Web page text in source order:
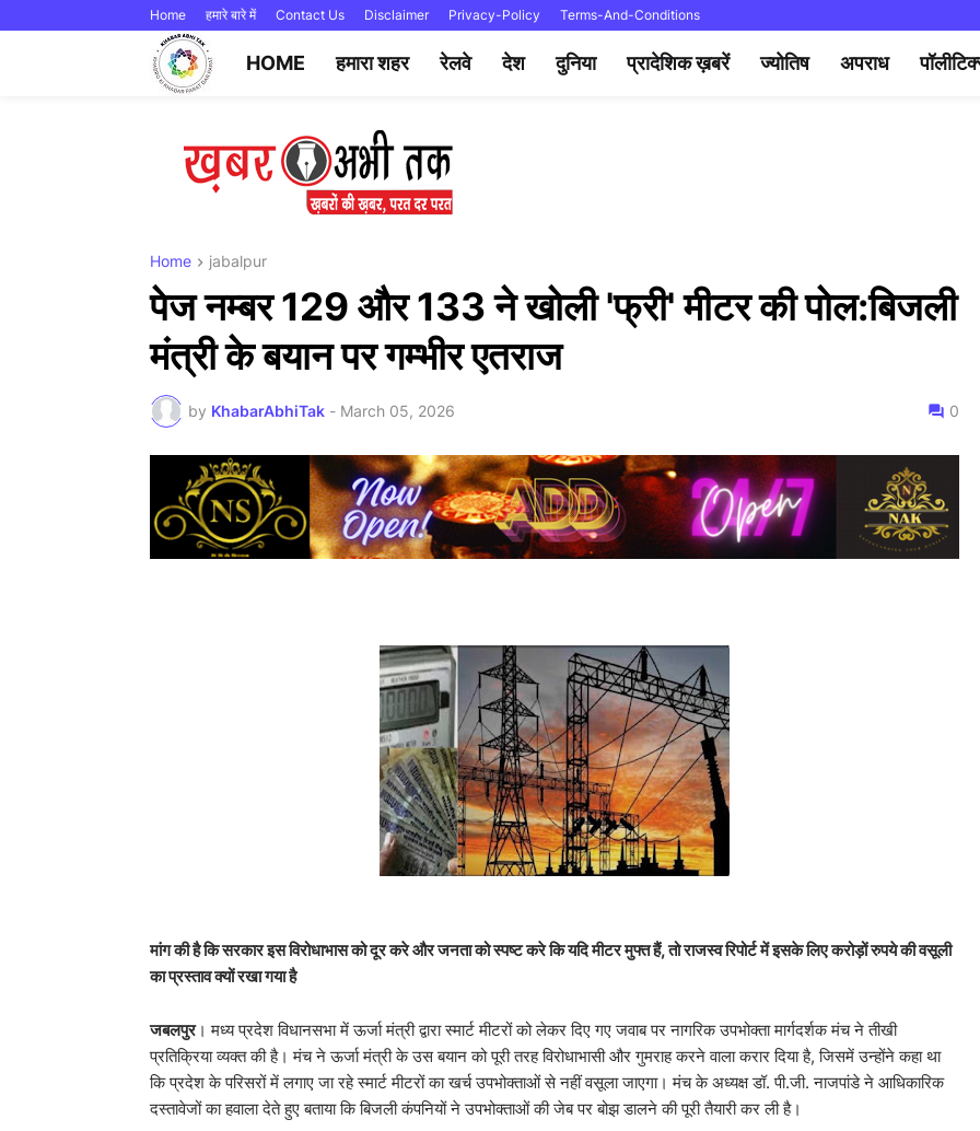
Home हमारे बारे में Contact Us Disclaimer Privacy-Policy Terms-And-Conditions
HOME हमारा शहर रेलवे देश दुनिया प्रादेशिक ख़बरें ज्योतिष अपराध
Home jabalpur
पेज नम्बर 129 और 133 ने खोली 'फ्री' मीटर की पोल:बिजली
मंत्री के बयान पर गम्भीर एतराज
by KhabarAbhiTak - March 05, 2026 0
मांग की है कि सरकार इस विरोधाभास को दूर करे और जनता को स्पष्ट करे कि यदि मीटर मुफ्त हैं, तो राजस्व रिपोर्ट में इसके लिए करोड़ों रुपये की वसूली
का प्रस्ताव क्यों रखा गया है
जबलपुर। मध्य प्रदेश विधानसभा में ऊर्जा मंत्री द्वारा स्मार्ट मीटरों को लेकर दिए गए जवाब पर नागरिक उपभोक्ता मार्गदर्शक मंच ने तीखी
प्रतिक्रिया व्यक्त की है। मंच ने ऊर्जा मंत्री के उस बयान को पूरी तरह विरोधाभासी और गुमराह करने वाला करार दिया है, जिसमें उन्होंने कहा था
कि प्रदेश के परिसरों में लगाए जा रहे स्मार्ट मीटरों का खर्च उपभोक्ताओं से नहीं वसूला जाएगा। मंच के अध्यक्ष डॉ. पी.जी. नाजपांडे ने आधिकारिक
दस्तावेजों का हवाला देते हुए बताया कि बिजली कंपनियों ने उपभोक्ताओं की जेब पर बोझ डालने की पूरी तैयारी कर ली है।